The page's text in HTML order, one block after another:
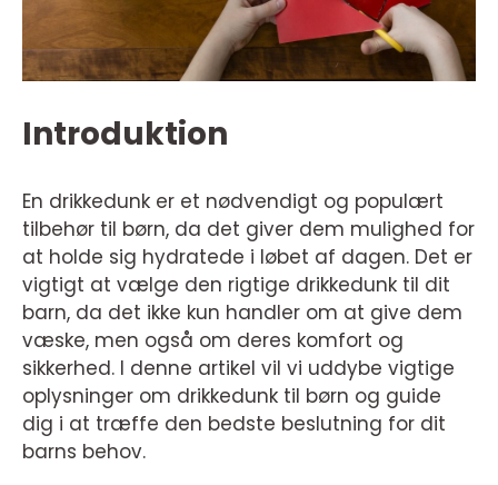
Introduktion
En drikkedunk er et nødvendigt og populært
tilbehør til børn, da det giver dem mulighed for
at holde sig hydratede i løbet af dagen. Det er
vigtigt at vælge den rigtige drikkedunk til dit
barn, da det ikke kun handler om at give dem
væske, men også om deres komfort og
sikkerhed. I denne artikel vil vi uddybe vigtige
oplysninger om drikkedunk til børn og guide
dig i at træffe den bedste beslutning for dit
barns behov.